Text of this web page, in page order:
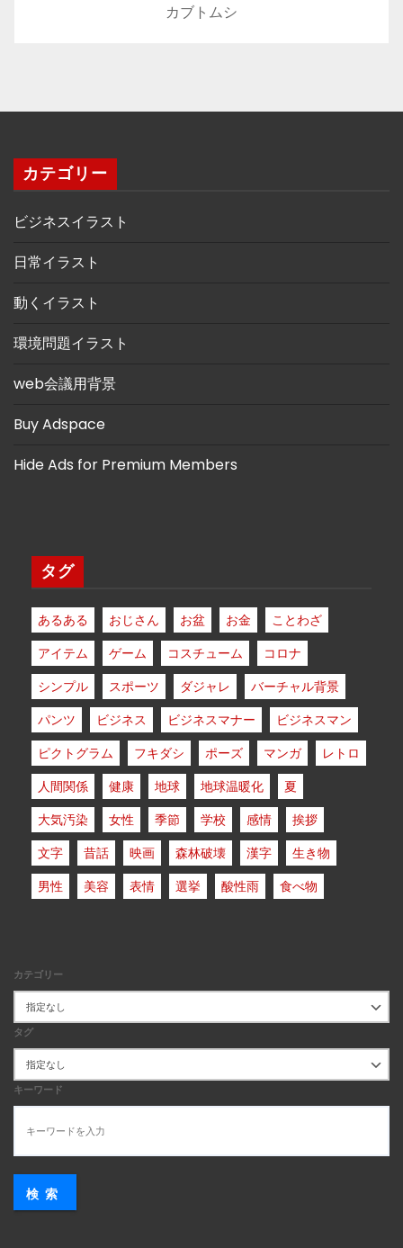
カブトムシ
カテゴリー
ビジネスイラスト
日常イラスト
動くイラスト
環境問題イラスト
web会議用背景
Buy Adspace
Hide Ads for Premium Members
タグ
あるある おじさん お盆 お金
ことわざ
アイテム
ゲーム コスチューム
コロナ
シンプル
スポーツ ダジャレ
バーチャル背景
パンツ
ビジネス ビジネスマナー
ビジネスマン
ピクトグラム
フキダシ ポーズ マンガ
レトロ
人間関係
健康 地球 地球温暖化
夏
大気汚染
女性 季節 学校 感情
挨拶
文字
昔話 映画 森林破壊 漢字
生き物
男性
美容 表情 選挙 酸性雨 食べ物
カテゴリー
タグ
キーワード
検索